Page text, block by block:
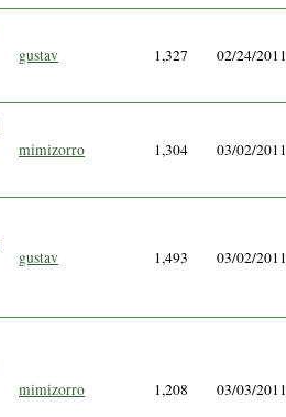
gustav 1,327 02/24/
mimizorro 1,304 03/02/
gustav 1,493 03/02/
mimizorro 1,208 03/03/